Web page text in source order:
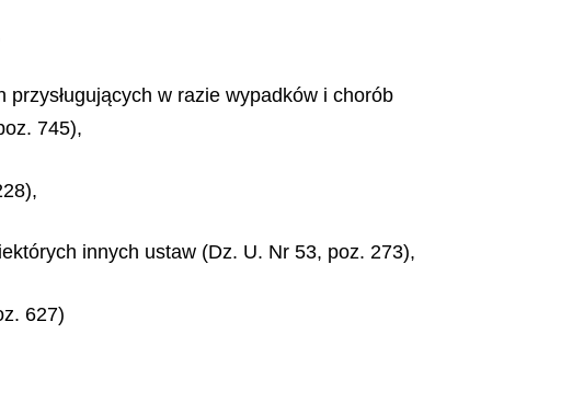
w razie wypadków i chorób
745),
innych ustaw (Dz. U. Nr 53, poz. 273),
627)